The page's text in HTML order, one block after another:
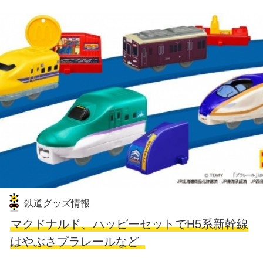
鉄道グッズ情報
マクドナルド、ハッピーセットでH5系新幹線
はやぶさプラレールなど